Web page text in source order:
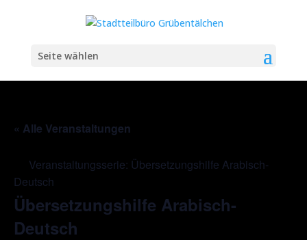
Seite wählen
« Alle Veranstaltungen
Veranstaltungsserie: Übersetzungshilfe Arabisch-
Deutsch
Übersetzungshilfe Arabisch-
Deutsch